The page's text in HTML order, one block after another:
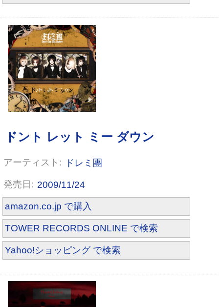
ドレミ團
2009/11/24
amazon.co.jp で購入
TOWER RECORDS ONLINE で検索
Yahoo!ショッピング で検索